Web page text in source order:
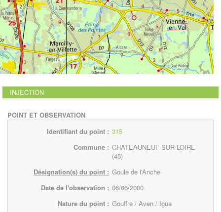
INJECTION
POINT ET OBSERVATION
Identifiant du point : 315
Commune : CHATEAUNEUF-SUR-LOIRE
(45)
Désignation(s) du point : Goule de l'Anche
Date de l'observation : 06/06/2000
Nature du point : Gouffre / Aven / Igue